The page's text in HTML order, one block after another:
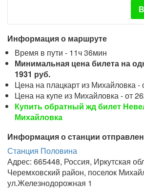
Информация о маршруте
Время в пути - 11ч 36мин
Минимальная цена билета на
1931 руб.
Цена на плацкарт из Михайловка -
Цена на купе из Михайловка - от
Купить обратный жд билет
Михайловка
Информация о станции
Станция Половина
Адрес: 665448, Россия, Иркутская
Черемховский район, поселок
ул.Железнодорожная 1